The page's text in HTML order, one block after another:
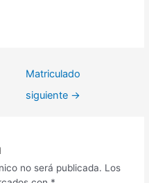
Matriculado
siguiente →
no será publicada. Los